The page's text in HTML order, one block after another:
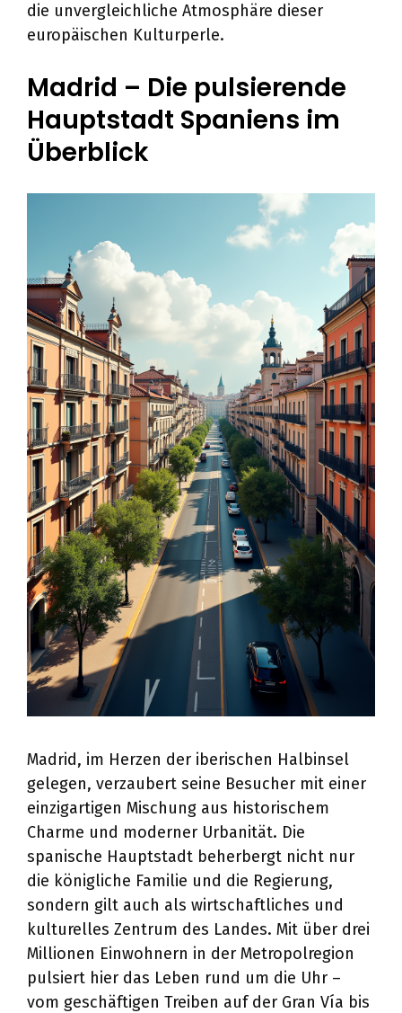
die unvergleichliche Atmosphäre dieser
europäischen Kulturperle.
Madrid – Die pulsierende
Hauptstadt Spaniens im
Überblick
Madrid, im Herzen der iberischen Halbinsel
gelegen, verzaubert seine Besucher mit einer
einzigartigen Mischung aus historischem
Charme und moderner Urbanität. Die
spanische Hauptstadt beherbergt nicht nur
die königliche Familie und die Regierung,
sondern gilt auch als wirtschaftliches und
kulturelles Zentrum des Landes. Mit über drei
Millionen Einwohnern in der Metropolregion
pulsiert hier das Leben rund um die Uhr –
vom geschäftigen Treiben auf der Gran Vía bis